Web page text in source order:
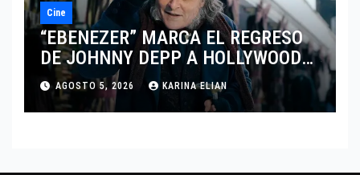
Cine
“EBENEZER” MARCA EL REGRESO
DE JOHNNY DEPP A HOLLYWOOD
TRAS SU PASO POR EL CINE
INDEPENDIENTE EUROPEO
AGOSTO 5, 2026 KARINA ELIAN